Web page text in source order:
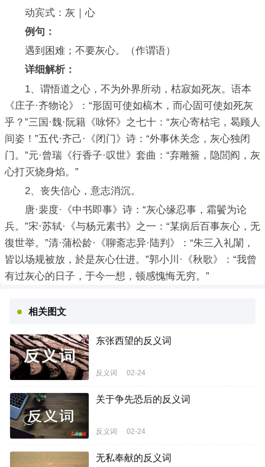
动宾式：灰｜心
例句：
遇到困难；不要灰心。（作谓语）
详细解析：
1、谓悟道之心，不为外界所动，枯寂如死灰。语本
《庄子·齐物论》：“形固可使如槁木，而心固可使如死灰
乎？”三国·魏·阮籍《咏怀》之七十：“灰心寄枯宅，曷顾人
间姿！”五代·齐己·《闭门》诗：“外事休关念，灰心独闭
门。”元·曾瑞《行香子·叹世》套曲：“弃雕簷，隐閭阎，灰
心打灭烧身焰。”
2、丧失信心，意志消沉。
唐·裴度·《中书即事》诗：“灰心缘忍事，霜鬢为论
兵。”宋·苏轼·《与杨元素书》之一：“某病后百事灰心，无
復世举。”清·蒲松龄·《聊斋志异·陆判》：“朱三入礼闈，
皆以场规被放，於是灰心仕进。”郭小川·《秋歌》：“我曾
有过灰心的日子，于今一想，顿感愧悔无穷。”
相关图文
东张西望的反义词
反义词 02-24
关于争先恐后的反义词
反义词 02-24
无私奉献的反义词